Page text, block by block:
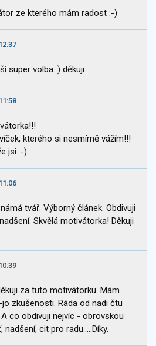
ze kterého mám radost :-)
super volba :) děkuji.
kterého si nesmírně vážím!!!
jsi :-)
tvář. Výborný článek. Obdivuji
Skvělá motivátorka! Děkuji
za tuto motivátorku. Mám
zkušenosti. Ráda od nadi čtu
co obdivuji nejvíc - obrovskou
nadšení, cit pro radu.....Díky.